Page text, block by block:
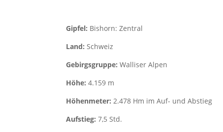
Gipfel: Bishorn: Zentral
Land:Schweiz
Gebirgsgruppe:Walliser Alpen
Höhe:4.159 m
Höhenmeter:2.478 Hm im Auf- und Abstieg
Aufstieg:7,5 Std.